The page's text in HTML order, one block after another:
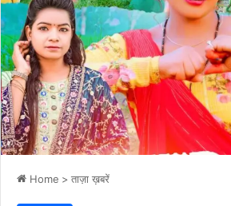
Home > ताज़ा ख़बरें